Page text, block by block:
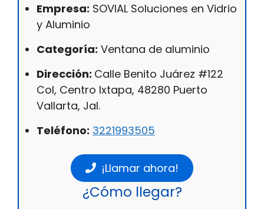
Empresa: SOVIAL Soluciones en Vidrio
y Aluminio
Categoría: Ventana de aluminio
Dirección: Calle Benito Juárez #122
Col, Centro Ixtapa, 48280 Puerto
Vallarta, Jal.
Teléfono: 3221993505
¡Llamar ahora!
¿Cómo llegar?